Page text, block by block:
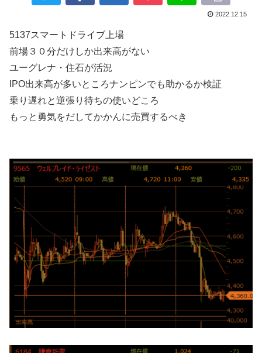
2022.12.15
5137スマートドライブ上場
前場３０分だけしか出来高がない
ユーグレナ・住石が活況
IPO出来高が多いところナンピンでも助かるか検証
乗り遅れと逆張り待ちの使いどころ
もっと勇気をだしてかかんに売買するべき